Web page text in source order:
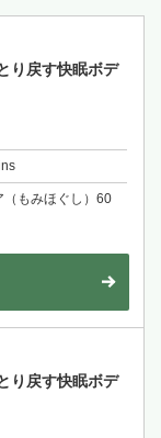
り戻す快眠ボデ
（もみほぐし）60
り戻す快眠ボデ